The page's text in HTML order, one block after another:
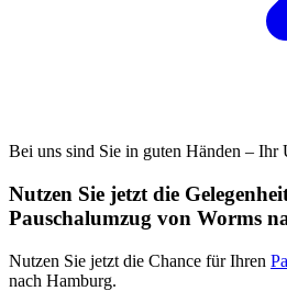
Bei uns sind Sie in guten Händen – Ihr
Nutzen Sie jetzt die
Pauschalumzug von Worms
Nutzen Sie jetzt die Chance für Ihren
nach Hamburg.